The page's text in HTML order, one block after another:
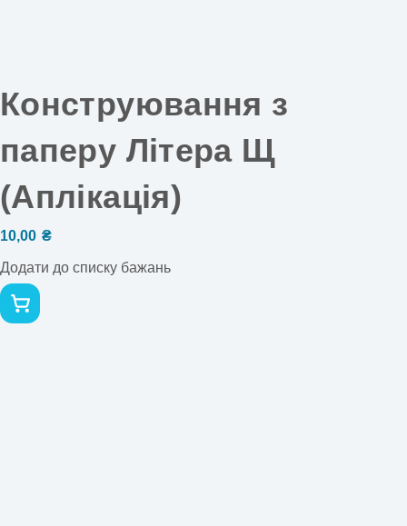
Конструювання з
паперу Літера Щ
(Аплікація)
10,00 ₴
Додати до списку бажань